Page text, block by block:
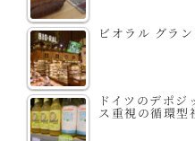
ビオラル グラ
ドイツのデポジ
ス重視の循環型